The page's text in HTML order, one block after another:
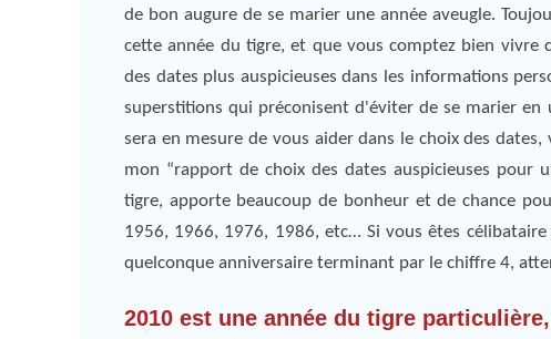
de bon augure de se marier une année aveugle.
cette année du tigre, et que vous comptez bien
des dates plus auspicieuses dans les informations
superstitions qui préconisent d'éviter de se marier
sera en mesure de vous aider dans le choix des
mon “rapport de choix des dates auspicieuses pour
tigre, apporte beaucoup de bonheur et de chance
1956, 1966, 1976, 1986, etc… Si vous êtes
quelconque anniversaire terminant par le chiffre 4,
2010 est une année du tigre